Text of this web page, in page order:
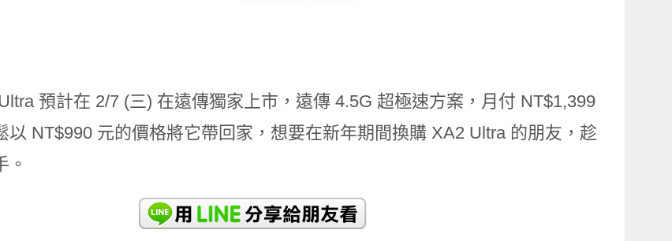
預計在 2/7 (三) 在遠傳獨家上市，遠傳 4.5G 超極速方案，月付 NT$1,399
以 NT$990 元的價格將它帶回家，想要在新年期間換購 XA2 Ultra 的朋友，趁
。